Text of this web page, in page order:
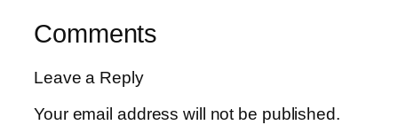
Comments
Leave a Reply
Your email address will not be published.